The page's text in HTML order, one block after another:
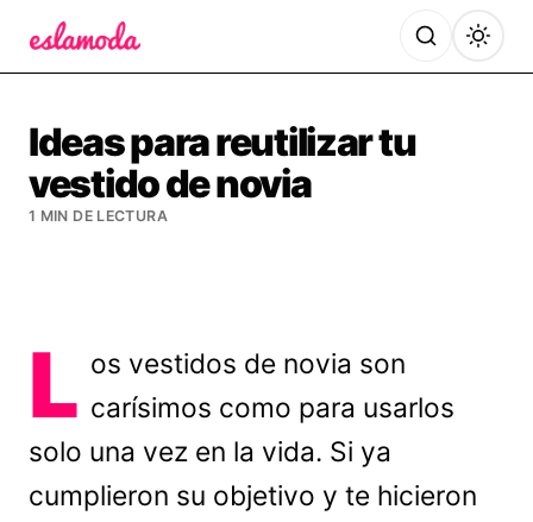
Ideas para reutilizar tu
vestido de novia
1 MIN DE LECTURA
L os vestidos de novia son
carísimos como para usarlos
solo una vez en la vida. Si ya
cumplieron su objetivo y te hicieron